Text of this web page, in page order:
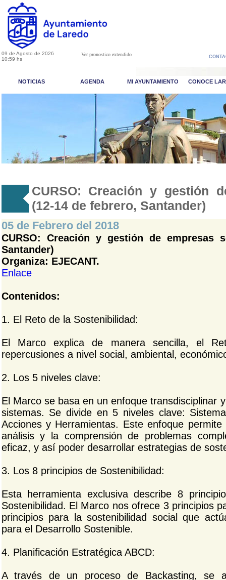
09 de Agosto de 2026
10:59 hs
Ver pronostico extendido
NOTICIAS AGENDA MI AYUNTAMIENTO CONOCE
CURSO: Creación y gestión
(12-14 de febrero, Santander)
05 de Febrero del 2018
CURSO: Creación y gestión de empresas
Santander)
Organiza: EJECANT.
Enlace
Contenidos:
1. El Reto de la Sostenibilidad:
El Marco explica de manera sencilla, el
repercusiones a nivel social, ambiental,
2. Los 5 niveles clave:
El Marco se basa en un enfoque transdisciplinar
sistemas. Se divide en 5 niveles clave:
Acciones y Herramientas. Este enfoque
análisis y la comprensión de problemas
eficaz, y así poder desarrollar estrategias de
3. Los 8 principios de Sostenibilidad:
Esta herramienta exclusiva describe 8
Sostenibilidad. El Marco nos ofrece 3 principios
principios para la sostenibilidad social que
para el Desarrollo Sostenible.
4. Planificación Estratégica ABCD:
A través de un proceso de Backasting, se